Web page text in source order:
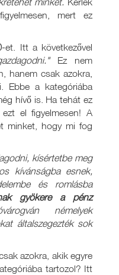
mert ez
-et. Itt a következővel
Ez nem
hanem csak azokra,
Ebbe a kategóriába
hívő is. Ha tehát ez
el figyelmesen! A
minket, hogy mi fog
kísértetbe meg
kívánságba esnek,
és romlásba
gyökere a pénz
némelyek
általszegezték sok
azokra, akik egyre
tartozol? Itt